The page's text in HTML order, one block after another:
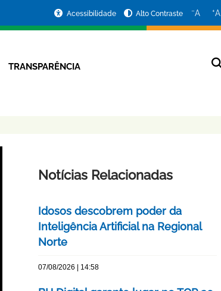
Acessibilidade Alto Contraste −A +A
TRANSPARÊNCIA
Notícias Relacionadas
Idosos descobrem poder da
Inteligência Artificial na Regional
Norte
07/08/2026 | 14:58